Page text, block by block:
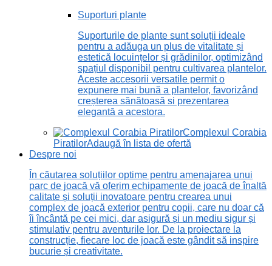
Suporturi plante
Suporturile de plante sunt soluții ideale
pentru a adăuga un plus de vitalitate și
estetică locuințelor și grădinilor, optimizând
spațiul disponibil pentru cultivarea plantelor.
Aceste accesorii versatile permit o
expunere mai bună a plantelor, favorizând
creșterea sănătoasă și prezentarea
elegantă a acestora.
Complexul Corabia
PiratilorAdaugă în lista de ofertă
Despre noi
În căutarea soluțiilor optime pentru amenajarea unui
parc de joacă vă oferim echipamente de joacă de înaltă
calitate și soluții inovatoare pentru crearea unui
complex de joacă exterior pentru copii, care nu doar că
îi încântă pe cei mici, dar asigură și un mediu sigur și
stimulativ pentru aventurile lor. De la proiectare la
construcție, fiecare loc de joacă este gândit să inspire
bucurie și creativitate.